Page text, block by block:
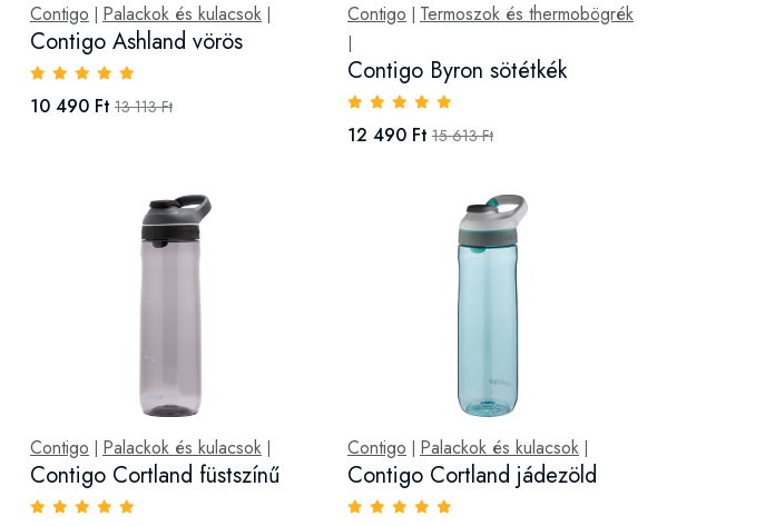
Contigo Palackok és kulacsok|
Contigo Ashland vörös
10 490 Ft 13 113 Ft
Contigo Termoszok és thermobögrék
Contigo Byron sötétkék
12 490 Ft 15 613 Ft
Contigo Palackok és kulacsok|
Contigo Cortland füstszínű
Contigo Palackok és kulacsok|
Contigo Cortland jádezöld